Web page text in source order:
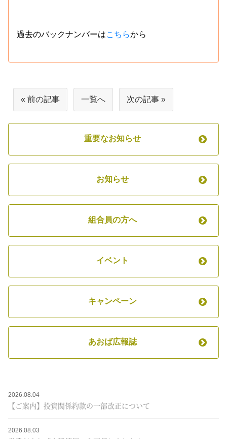
過去のバックナンバーはこちらから
« 前の記事 一覧へ 次の記事 »
重要なお知らせ
お知らせ
組合員の方へ
イベント
キャンペーン
あおば広報誌
2026.08.04
【ご案内】投資関係約款の一部改正について
2026.08.03